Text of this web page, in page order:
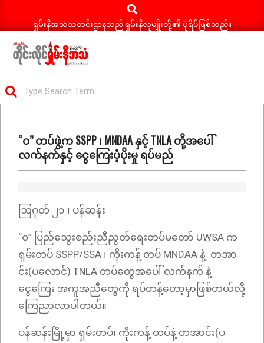
Search
ရှမ်းနီအသံသတင်းဌာနသည် ရှမ်းနီလူမျိုးတို့၏ ပုံရိပ်ဖြစ်သည်။
ရှမ်း
နီ
သတင်း
Menu“ဝ” တပ်ဖွဲ့က SSPP ၊ MNDAA နှင့် TNLA တို့အပေါ်
လက်နက်နှင့် ငွေကြေးပံ့ပိုးမှု ရပ်မည်
ဩဂုတ် ၂၁ ၊ ပန်ဆန်း
“ဝ” ပြည်သွေးစည်းညီညွတ်ရေးတပ်မတော် UWSA က
ရှမ်းတပ် SSPP/SSA ၊ ကိုးကန့် တပ် MNDAA နဲ့ တအာ
င်း(ပလောင်) TNLA တပ်တွေအပေါ် လက်နက် နဲ့
ငွေကြေး အကူအညီတွေကို ရပ်တန့်တော့မှာဖြစ်တယ်လို့
ကြေညာလာပါတယ်။
ပန်ဆန်းမြို့မှာ ရှမ်းတပ်၊ ကိုးကန့် တပ်နဲ့ တအာင်း(ပ